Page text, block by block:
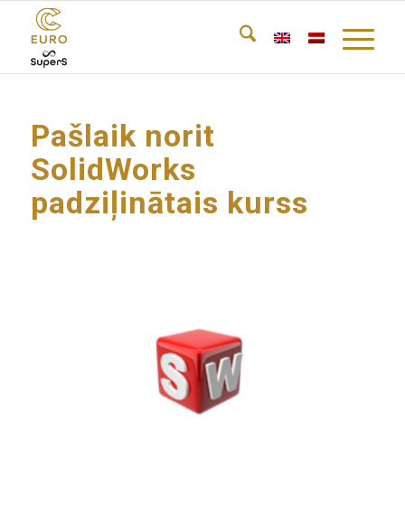
Pašlaik norit
SolidWorks
padziļinātais kurss